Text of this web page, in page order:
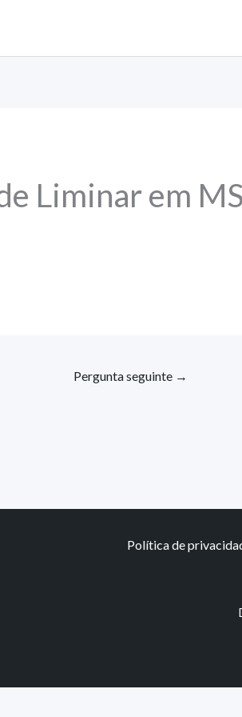
Liminar em
Pergunta seguinte →
Política de